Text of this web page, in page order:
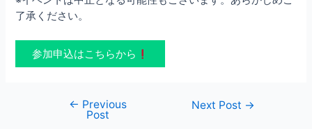
了承ください。
参加申込はこちらから
navigation
← Previous
Post
Next Post →